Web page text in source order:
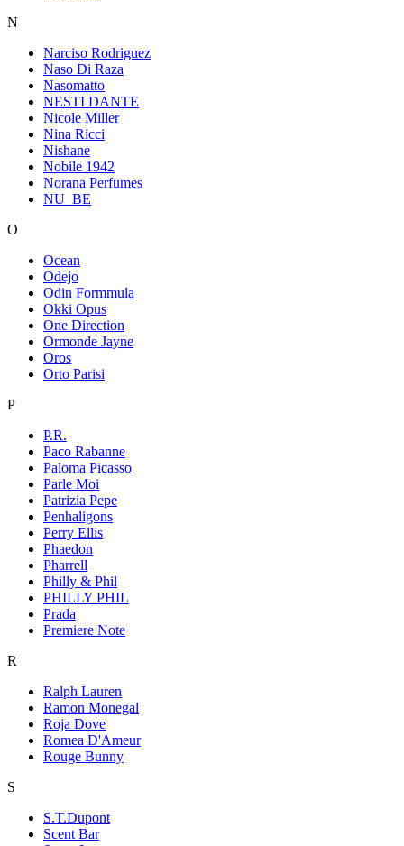
N
Narciso Rodriguez
Naso Di Raza
Nasomatto
NESTI DANTE
Nicole Miller
Nina Ricci
Nishane
Nobile 1942
Norana Perfumes
NU_BE
O
Ocean
Odejo
Odin Formmula
Okki Opus
One Direction
Ormonde Jayne
Oros
Orto Parisi
P
P.R.
Paco Rabanne
Paloma Picasso
Parle Moi
Patrizia Pepe
Penhaligons
Perry Ellis
Phaedon
Pharrell
Philly & Phil
PHILLY PHIL
Prada
Premiere Note
R
Ralph Lauren
Ramon Monegal
Roja Dove
Romea D'Ameur
Rouge Bunny
S
S.T.Dupont
Scent Bar